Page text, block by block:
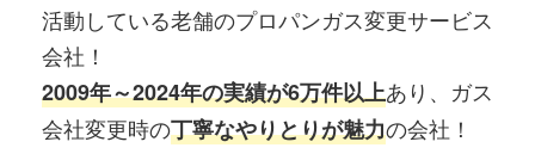
活動している老舗のプロパンガス変更サービス
会社！
2009年～2024年の実績が6万件以上あり、ガス
会社変更時の丁寧なやりとりが魅力の会社！